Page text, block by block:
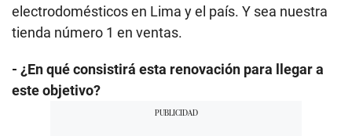
electrodomésticos en Lima y el país. Y sea nuestra
tienda número 1 en ventas.
- ¿En qué consistirá esta renovación para llegar a
este objetivo?